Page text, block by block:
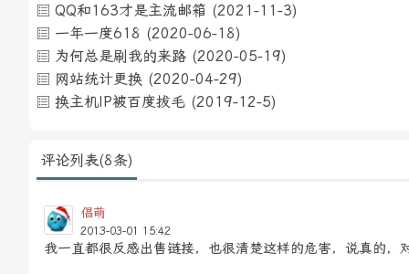
QQ和163才是主流邮箱 (2021-11-3)
一年一度618 (2020-06-18)
为何总是刷我的来路 (2020-05-19)
网站统计更换 (2020-04-29)
换主机IP被百度拔毛 (2019-12-5)
评论列表(8条)
倡萌
2013-03-01 15:42
我一直都很反感出售链接，也很清楚这样的危害，说真的